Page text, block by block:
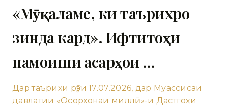
«Мӯқаламе, ки таърихро
зинда кард». Ифтитоҳи
намоиши асарҳои …
Дар таърихи рӯзи 17.07.2026, дар Муассисаи
давлатии «Осорхонаи миллӣ»-и Дастгоҳи